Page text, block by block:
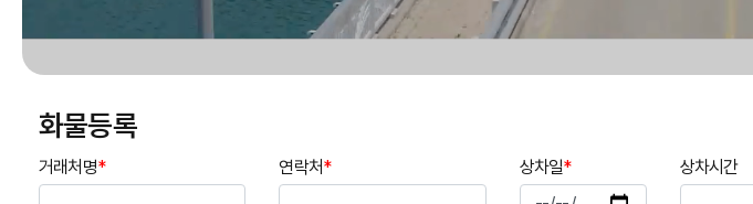
화물등록
거래처명* 연락처* 상차일* 상차시간